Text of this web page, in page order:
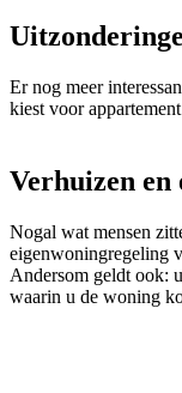
Er nog meer
kiest voor
Verhuizen en
Nogal wat mensen
eigenwoningregeling
Andersom geldt ook:
waarin u de woning